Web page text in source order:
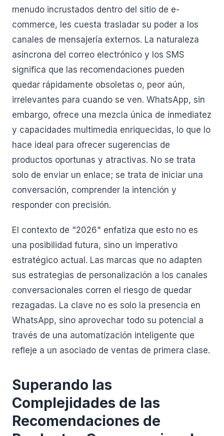
menudo incrustados dentro del sitio de e-
commerce, les cuesta trasladar su poder a los
canales de mensajería externos. La naturaleza
asíncrona del correo electrónico y los SMS
significa que las recomendaciones pueden
quedar rápidamente obsoletas o, peor aún,
irrelevantes para cuando se ven. WhatsApp, sin
embargo, ofrece una mezcla única de inmediatez
y capacidades multimedia enriquecidas, lo que lo
hace ideal para ofrecer sugerencias de
productos oportunas y atractivas. No se trata
solo de enviar un enlace; se trata de iniciar una
conversación, comprender la intención y
responder con precisión.
El contexto de "2026" enfatiza que esto no es
una posibilidad futura, sino un imperativo
estratégico actual. Las marcas que no adapten
sus estrategias de personalización a los canales
conversacionales corren el riesgo de quedar
rezagadas. La clave no es solo la presencia en
WhatsApp, sino aprovechar todo su potencial a
través de una automatización inteligente que
refleje a un asociado de ventas de primera clase.
Superando las
Complejidades de las
Recomendaciones de